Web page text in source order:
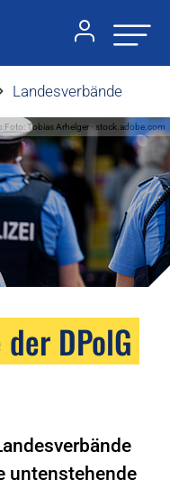
Landesverbände
Tobias Arhelger - stock.adobe.com
DPolG
untenstehende